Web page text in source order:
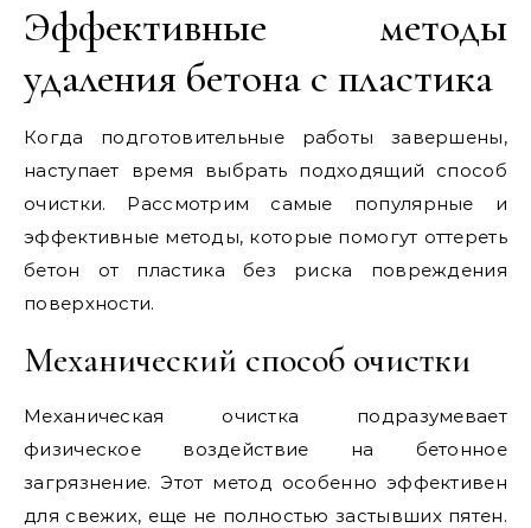
Эффективные методы
удаления бетона с пластика
Когда подготовительные работы завершены,
наступает время выбрать подходящий способ
очистки. Рассмотрим самые популярные и
эффективные методы, которые помогут оттереть
бетон от пластика без риска повреждения
поверхности.
Механический способ очистки
Механическая очистка подразумевает
физическое воздействие на бетонное
загрязнение. Этот метод особенно эффективен
для свежих, еще не полностью застывших пятен.